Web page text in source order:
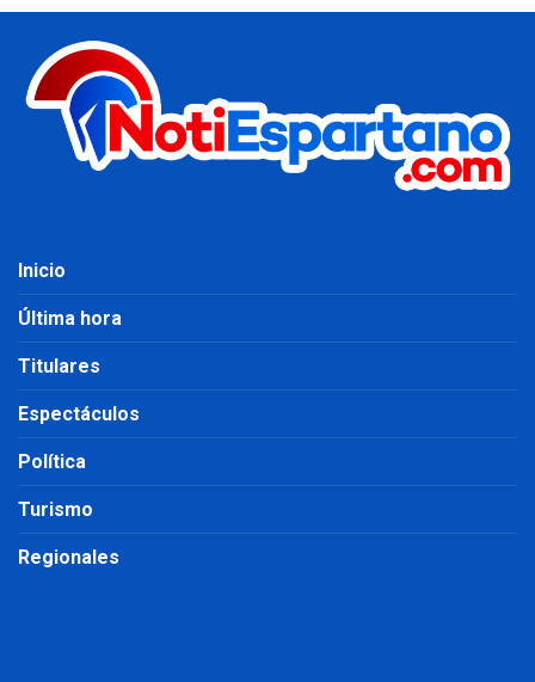
Inicio
Última hora
Titulares
Espectáculos
Política
Turismo
Regionales